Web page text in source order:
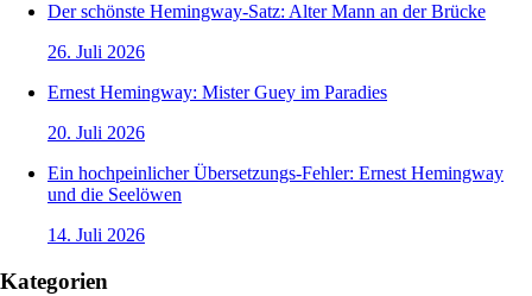
Der schönste Hemingway-Satz: Alter Mann an der Brücke
26. Juli 2026
Ernest Hemingway: Mister Guey im Paradies
20. Juli 2026
Ein hochpeinlicher Übersetzungs-Fehler: Ernest Hemingway
und die Seelöwen
14. Juli 2026
Kategorien